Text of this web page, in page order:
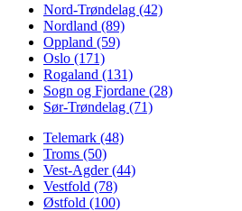
Nord-Trøndelag (42)
Nordland (89)
Oppland (59)
Oslo (171)
Rogaland (131)
Sogn og Fjordane (28)
Sør-Trøndelag (71)
Telemark (48)
Troms (50)
Vest-Agder (44)
Vestfold (78)
Østfold (100)